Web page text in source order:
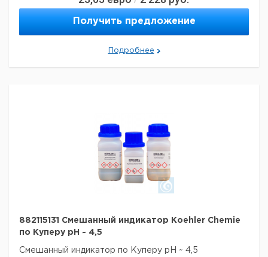
Формулировки
H351
Получить предложение
Подробнее
882115131 Смешанный индикатор Koehler Chemie
по Куперу pH ~ 4,5
Смешанный индикатор по Куперу pH ~ 4,5